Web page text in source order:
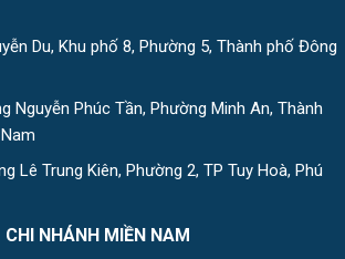
Du, Khu phố 8, Phường 5, Thành phố Đông
Nguyễn Phúc Tần, Phường Minh An, Thành
Lê Trung Kiên, Phường 2, TP Tuy Hoà, Phú
CHI NHÁNH MIỀN NAM